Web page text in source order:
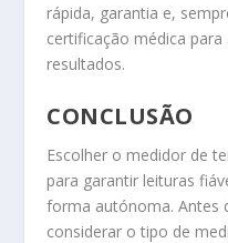
rápida, garantia e,
certificação médica
resultados.
CONCLUSÃO
Escolher o medidor de
para garantir leituras
forma autónoma. Antes
considerar o tipo de